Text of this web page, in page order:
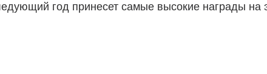
год принесет самые высокие награды на